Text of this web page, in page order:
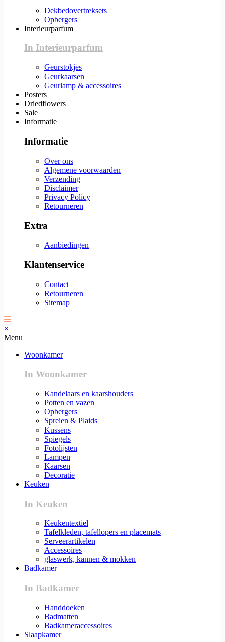
Dekbedovertreksets
Opbergers
Interieurparfum
In Interieurparfum
Geurstokjes
Geurkaarsen
Geurlamp & accessoires
Posters
Driedflowers
Sale
Informatie
Informatie
Over ons
Algemene voorwaarden
Verzending
Disclaimer
Privacy Policy
Retourneren
Extra
Aanbiedingen
Klantenservice
Contact
Retourneren
Sitemap
×
Menu
Woonkamer
In Woonkamer
Kandelaars en kaarshouders
Potten en vazen
Opbergers
Spreien & Plaids
Kussens
Spiegels
Fotolijsten
Lampen
Kaarsen
Decoratie
Keuken
In Keuken
Keukentextiel
Tafelkleden, tafellopers en placemats
Serveerartikelen
Accessoires
glaswerk, kannen & mokken
Badkamer
In Badkamer
Handdoeken
Badmatten
Badkameraccessoires
Slaapkamer